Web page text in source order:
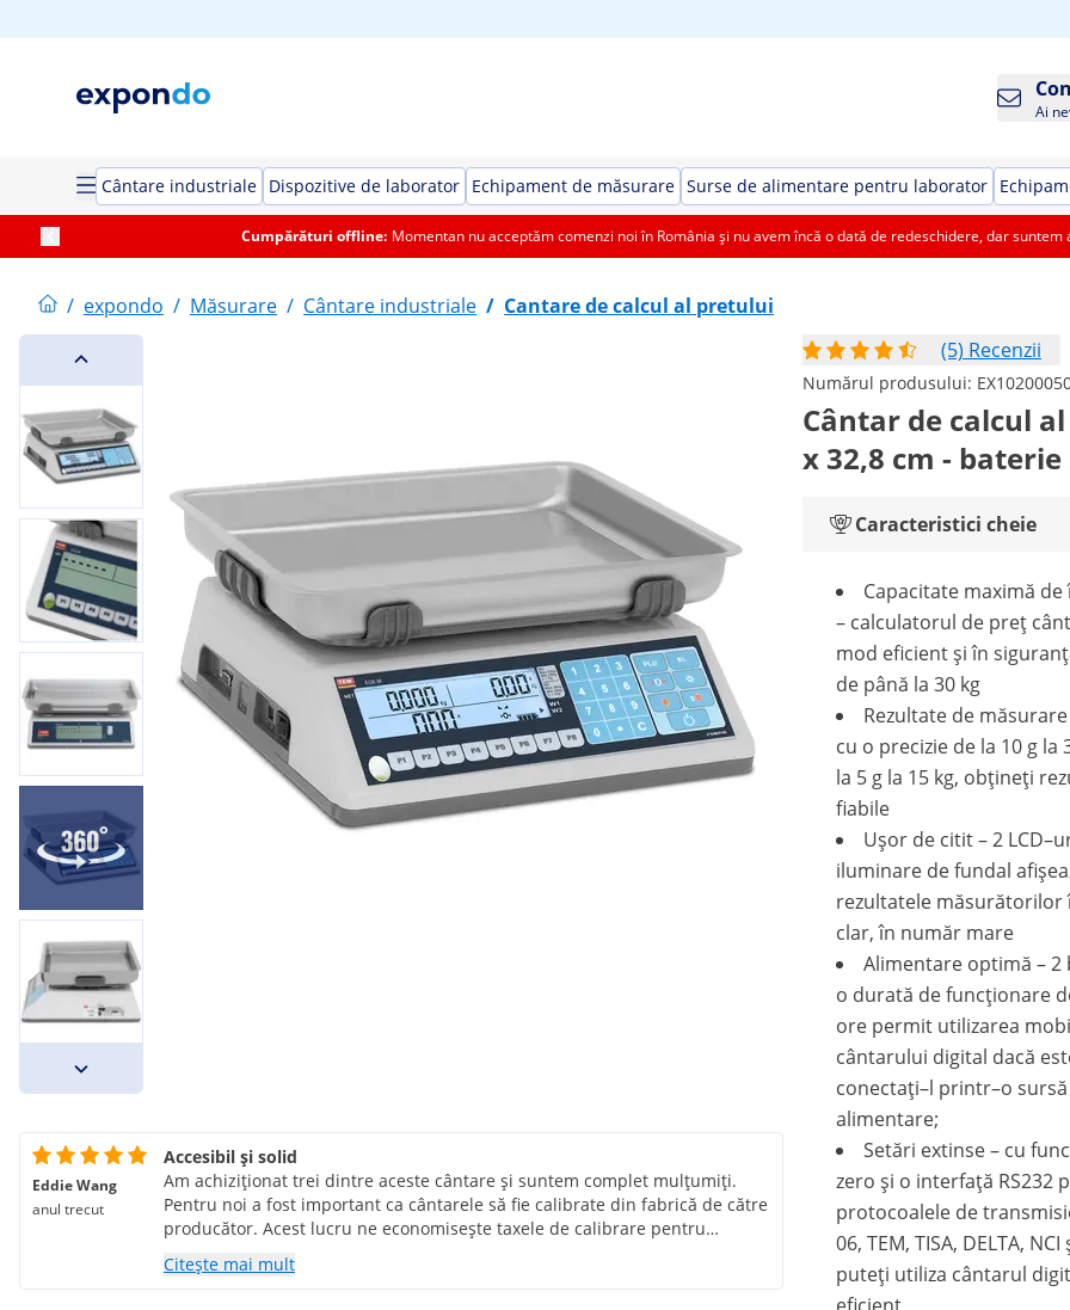
Ai
Cântare industriale Dispozitive de laborator Echipament de măsurare Surse de alimentare pentru laborator
Cumpărături offline: Momentan nu acceptăm comenzi noi în România și nu avem încă o dată de redeschidere, dar
/ expondo / Măsurare / Cântare industriale / Cantare de calcul al pretului
(5) Recenzii
Numărul produsului:
Cântar de calcul
x 32,8 cm - baterie
Caracteristici cheie
Capacitate maximă
– calculatorul de preț
mod eficient și în
de până la 30 kg
Rezultate de
cu o precizie de la 10 g la
la 5 g la 15 kg, obțineți
fiabile
Ușor de citit – 2
iluminare de fundal
rezultatele măsurătorilor
clar, în număr mare
Alimentare optimă – 2
o durată de funcționare
ore permit utilizarea
cântarului digital dacă
conectați–l printr–o
alimentare;
Setări extinse – cu
zero și o interfață RS232
protocoalele de
06, TEM, TISA, DELTA, NCI
puteți utiliza cântarul
Eddie Wang
anul trecut
Accesibil și solid
Am achiziționat trei dintre aceste cântare și suntem complet mulțumiți.
Pentru noi a fost important ca cântarele să fie calibrate din fabrică de către
producător. Acest lucru ne economisește taxele de calibrare pentru
moment. Calibrarea din fabrică din 2025 înseamnă că calibrarea se
desfășoară până la sfârșitul anului 2027, după care taxele (aproximativ 80
Citește mai mult